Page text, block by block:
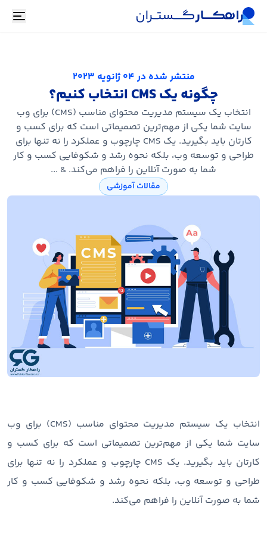
منتشر شده در04 ژانویه 2023
چگونه یک CMS انتخاب کنیم؟
انتخاب یک سیستم مدیریت محتوای مناسب (CMS) برای وب
سایت شما یکی از مهم‌ترین تصمیماتی است که برای کسب و
کارتان باید بگیرید. یک CMS چارچوب و عملکرد را نه تنها برای
طراحی و توسعه وب، بلکه نحوه رشد و شکوفایی کسب و کار
شما به صورت آنلاین را فراهم می‌کند. & ...
مقالات آموزشی
انتخاب یک سیستم مدیریت محتوای مناسب (CMS) برای وب
سایت شما یکی از مهم‌ترین تصمیماتی است که برای کسب و
کارتان باید بگیرید. یک CMS چارچوب و عملکرد را نه تنها برای
طراحی و توسعه وب، بلکه نحوه رشد و شکوفایی کسب و کار
شما به صورت آنلاین را فراهم می‌کند.